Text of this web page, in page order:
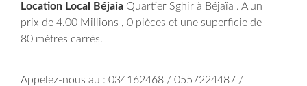
Location Local Béjaia Quartier Sghir à Béjaïa . A un
prix de 4.00 Millions , 0 pièces et une superficie de
80 mètres carrés.
Appelez-nous au : 034162468 / 0557224487 /